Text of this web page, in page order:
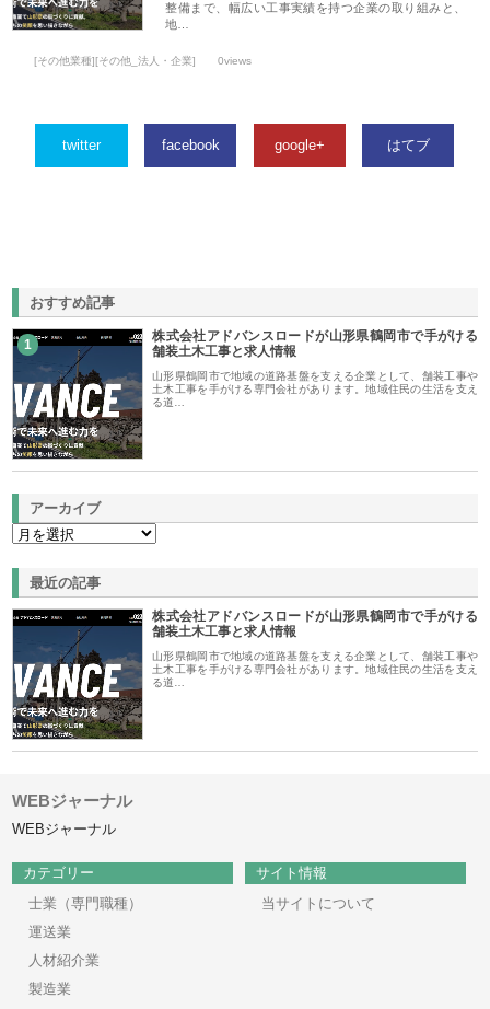
整備まで、幅広い工事実績を持つ企業の取り組みと、
地…
[その他業種][その他_法人・企業] 0views
twitter facebook google+ はてブ
おすすめ記事
1
株式会社アドバンスロードが山形県鶴岡市で手がける
舗装土木工事と求人情報
山形県鶴岡市で地域の道路基盤を支える企業として、舗装工事や
土木工事を手がける専門会社があります。地域住民の生活を支え
る道…
アーカイブ
最近の記事
株式会社アドバンスロードが山形県鶴岡市で手がける
舗装土木工事と求人情報
山形県鶴岡市で地域の道路基盤を支える企業として、舗装工事や
土木工事を手がける専門会社があります。地域住民の生活を支え
る道…
WEBジャーナル
WEBジャーナル
カテゴリー
士業（専門職種）
運送業
人材紹介業
製造業
サイト情報
当サイトについて